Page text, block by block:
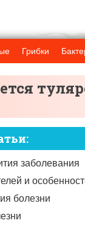
Грибки
заболевания
и
болезни